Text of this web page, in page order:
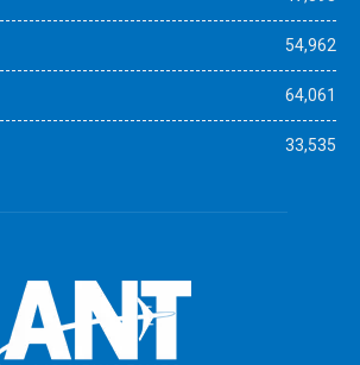
54,962
64,061
33,535